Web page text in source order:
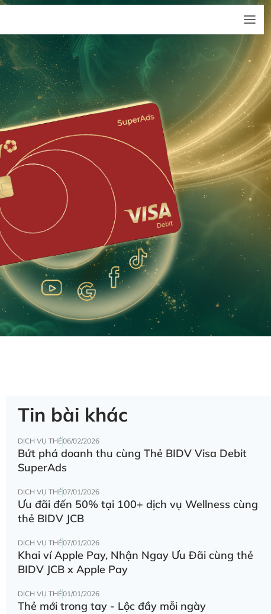
Tin bài khác
DỊCH VỤ THẺ06/02/2026
Bứt phá doanh thu cùng Thẻ BIDV Visa Debit
SuperAds
DỊCH VỤ THẺ07/01/2026
Ưu đãi đến 50% tại 100+ dịch vụ Wellness cùng
thẻ BIDV JCB
DỊCH VỤ THẺ07/01/2026
Khai ví Apple Pay, Nhận Ngay Ưu Đãi cùng thẻ
BIDV JCB x Apple Pay
DỊCH VỤ THẺ01/01/2026
Thẻ mới trong tay - Lộc đầy mỗi ngày